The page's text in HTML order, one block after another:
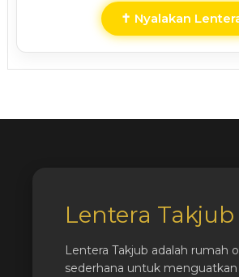
✝ Nyalakan
Lentera Takjub
Lentera Takjub adalah rumah
sederhana untuk